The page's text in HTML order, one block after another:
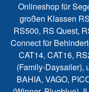
Onlineshop für
großen Klassen
RS500, RS Quest,
Connect für
CAT14, CAT16,
(Family-Daysailer),
BAHIA, VAGO,